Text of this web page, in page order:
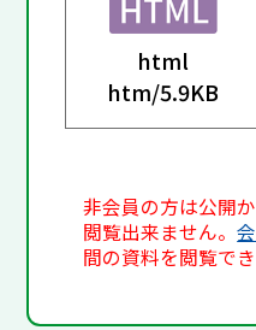
html
htm/5.9KB
非会員の方は公開
閲覧出来ません。
間の資料を閲覧でき